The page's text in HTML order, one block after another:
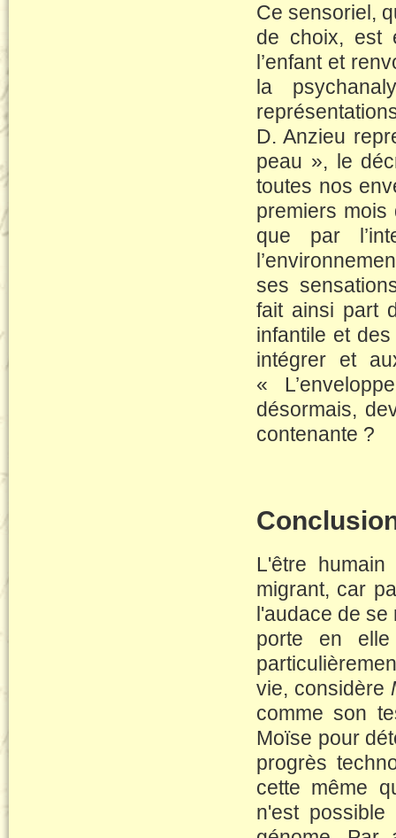
Ce sensoriel,
de choix, est
l’enfant et
la
D. Anzieu
peau », le
toutes nos
premiers
que par
ses
fait ainsi part
infantile et
intégrer et
«
désormais,
contenante ?
L'être
migrant, car
l'audace de
porte en
vie, considère
comme son
Moïse pour
progrès
cette même
n'est